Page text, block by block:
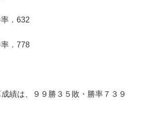
．632
．778
成績は、９９勝３５敗・勝率７３９